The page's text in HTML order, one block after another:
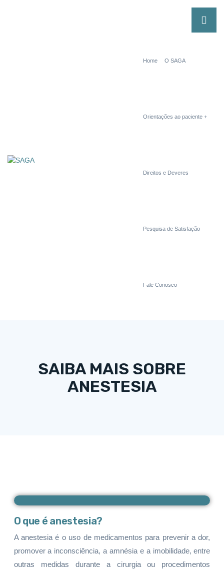
Home O SAGA
Orientações ao paciente
Direitos e Deveres
Pesquisa de Satisfação
Fale Conosco
SAIBA MAIS SOBRE
ANESTESIA
O que é anestesia?
A anestesia é o uso de medicamentos para prevenir a dor,
promover a inconsciência, a amnésia e a imobilidade, entre
outras medidas durante a cirurgia ou procedimentos